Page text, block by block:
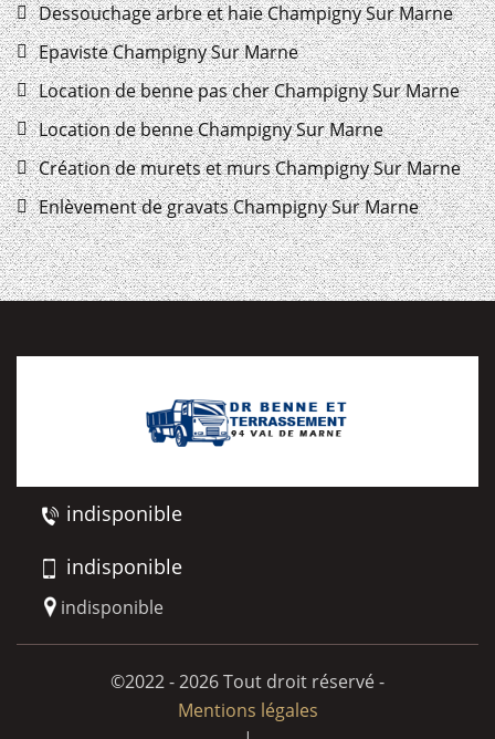
Dessouchage arbre et haie Champigny Sur Marne
Epaviste Champigny Sur Marne
Location de benne pas cher Champigny Sur Marne
Location de benne Champigny Sur Marne
Création de murets et murs Champigny Sur Marne
Enlèvement de gravats Champigny Sur Marne
indisponible
indisponible
indisponible
©2022 - 2026 Tout droit réservé -
Mentions légales